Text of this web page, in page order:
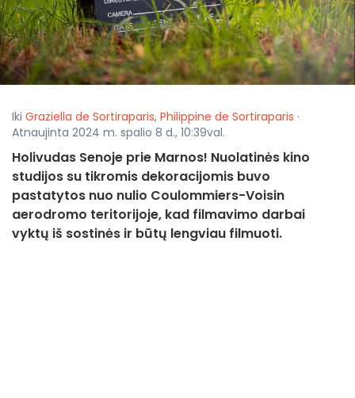
Iki Graziella de Sortiraparis, Philippine de Sortiraparis ·
Atnaujinta 2024 m. spalio 8 d., 10:39val.
Holivudas Senoje prie Marnos! Nuolatinės kino
studijos su tikromis dekoracijomis buvo
pastatytos nuo nulio Coulommiers-Voisin
aerodromo teritorijoje, kad filmavimo darbai
vyktų iš sostinės ir būtų lengviau filmuoti.